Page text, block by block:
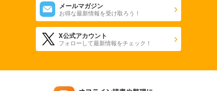
メールマガジン
お得な最新情報を受け取ろう！
X公式アカウント
フォローして最新情報をチェック！